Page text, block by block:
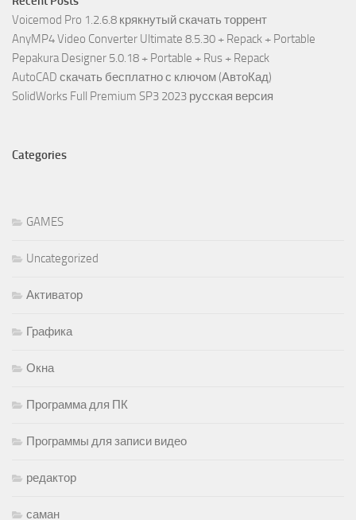
Voicemod Pro 1.2.6.8 крякнутый скачать торрент
AnyMP4 Video Converter Ultimate 8.5.30 + Repack + Portable
Pepakura Designer 5.0.18 + Portable + Rus + Repack
AutoCAD скачать бесплатно с ключом (АвтоКад)
SolidWorks Full Premium SP3 2023 русская версия
Categories
GAMES
Uncategorized
Активатор
Графика
Окна
Программа для ПК
Программы для записи видео
редактор
саман